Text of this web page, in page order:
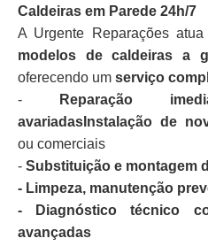
Caldeiras em Parede 24h/7
A Urgente Reparações
modelos de caldeiras a
oferecendo um serviço
-
Reparação
avariadasInstalação de
ou comerciais
- Substituição e montagem
- Limpeza, manutenção
- Diagnóstico técnico
avançadas